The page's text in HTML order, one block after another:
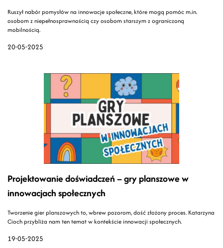
20-05-2025
Ruszył nabór pomysłów na innowacje społeczne, które mogą pomóc m.in.
osobom z niepełnosprawnością czy osobom starszym z ograniczoną
mobilnością.
19-05-2025
Projektowanie doświadczeń – gry planszowe w
innowacjach społecznych
Tworzenie gier planszowych to, wbrew pozorom, dość złożony proces. Katarzyna
Cioch przybliża nam ten temat w kontekście innowacji społecznych.